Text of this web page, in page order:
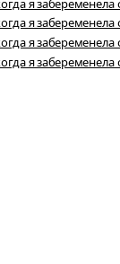
я забеременела
я забеременела
я забеременела